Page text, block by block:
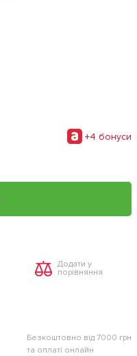
+4 бонуси
Додати у
порівняння
Безкоштовно від 7000 грн
та оплаті онлайн